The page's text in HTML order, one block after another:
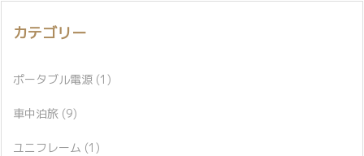
カテゴリー
ポータブル電源 (1)
車中泊旅 (9)
ユニフレーム (1)